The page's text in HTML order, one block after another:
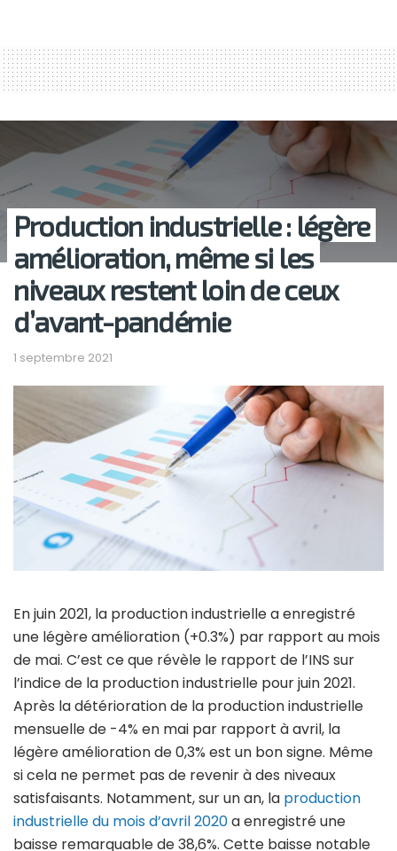
Production industrielle : légère
amélioration, même si les
niveaux restent loin de ceux
d’avant-pandémie
1 septembre 2021
En juin 2021, la production industrielle a enregistré
une légère amélioration (+0.3%) par rapport au mois
de mai. C’est ce que révèle le rapport de l’INS sur
l’indice de la production industrielle pour juin 2021.
Après la détérioration de la production industrielle
mensuelle de -4% en mai par rapport à avril, la
légère amélioration de 0,3% est un bon signe. Même
si cela ne permet pas de revenir à des niveaux
satisfaisants. Notamment, sur un an, la production
industrielle du mois d’avril 2020a enregistré une
baisse remarquable de 38,6%. Cette baisse notable